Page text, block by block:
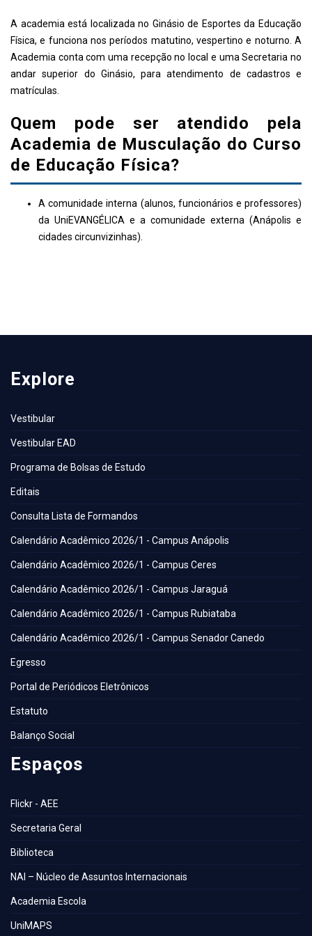
A academia está localizada no Ginásio de Esportes da Educação
Física, e funciona nos períodos matutino, vespertino e noturno. A
Academia conta com uma recepção no local e uma Secretaria no
andar superior do Ginásio, para atendimento de cadastros e
matrículas.
Quem pode ser atendido pela
Academia de Musculação do Curso
de Educação Física?
A comunidade interna (alunos, funcionários e professores)
da UniEVANGÉLICA e a comunidade externa (Anápolis e
cidades circunvizinhas).
Explore
Vestibular
Vestibular EAD
Programa de Bolsas de Estudo
Editais
Consulta Lista de Formandos
Calendário Acadêmico 2026/1 - Campus Anápolis
Calendário Acadêmico 2026/1 - Campus Ceres
Calendário Acadêmico 2026/1 - Campus Jaraguá
Calendário Acadêmico 2026/1 - Campus Rubiataba
Calendário Acadêmico 2026/1 - Campus Senador Canedo
Egresso
Portal de Periódicos Eletrônicos
Estatuto
Balanço Social
Espaços
Flickr - AEE
Secretaria Geral
Biblioteca
NAI – Núcleo de Assuntos Internacionais
Academia Escola
UniMAPS